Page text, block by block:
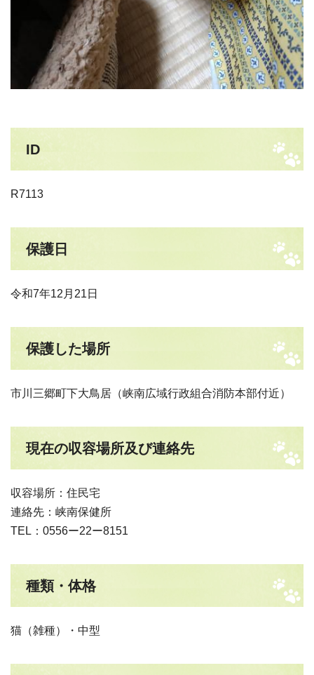
ID
R7113
保護日
令和7年12月21日
保護した場所
市川三郷町下大鳥居（峡南広域行政組合消防本部付近）
現在の収容場所及び連絡先
収容場所：住民宅
連絡先：峡南保健所
TEL：0556ー22ー8151
種類・体格
猫（雑種）・中型